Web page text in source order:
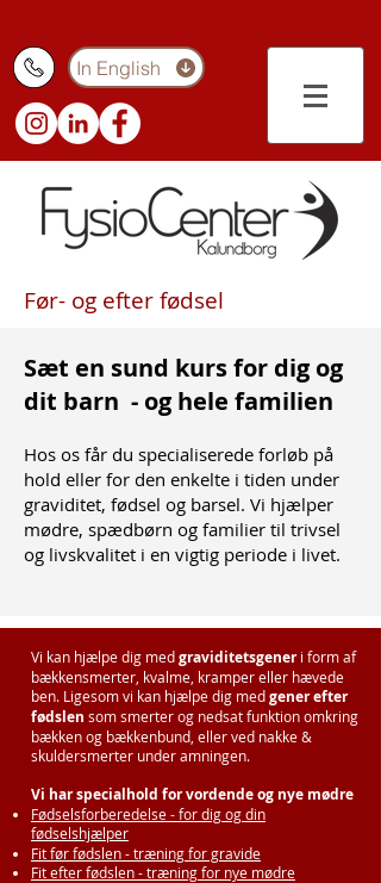
In English
Før- og efter fødsel
Sæt en sund kurs for dig og
dit barn - og hele familien
Hos os får du specialiserede forløb på
hold eller for den enkelte i tiden under
graviditet, fødsel og barsel. Vi hjælper
mødre, spædbørn og familier til trivsel
og livskvalitet i en vigtig periode i livet.
Vi kan hjælpe dig medgraviditetsgeneri form af
bækkensmerter, kvalme, kramper eller hævede
ben. Ligesom vi kan hjælpe dig medgener efter
fødslen som smerter og nedsat funktion omkring
bækken og bækkenbund, eller ved nakke &
skuldersmerter under amningen.
Vi har specialhold for vordende og nye mødre
Fødselsforberedelse - for dig og din
fødselshjælper
Fit før fødslen - træning for gravide
Fit efter fødslen - træning for nye mødre